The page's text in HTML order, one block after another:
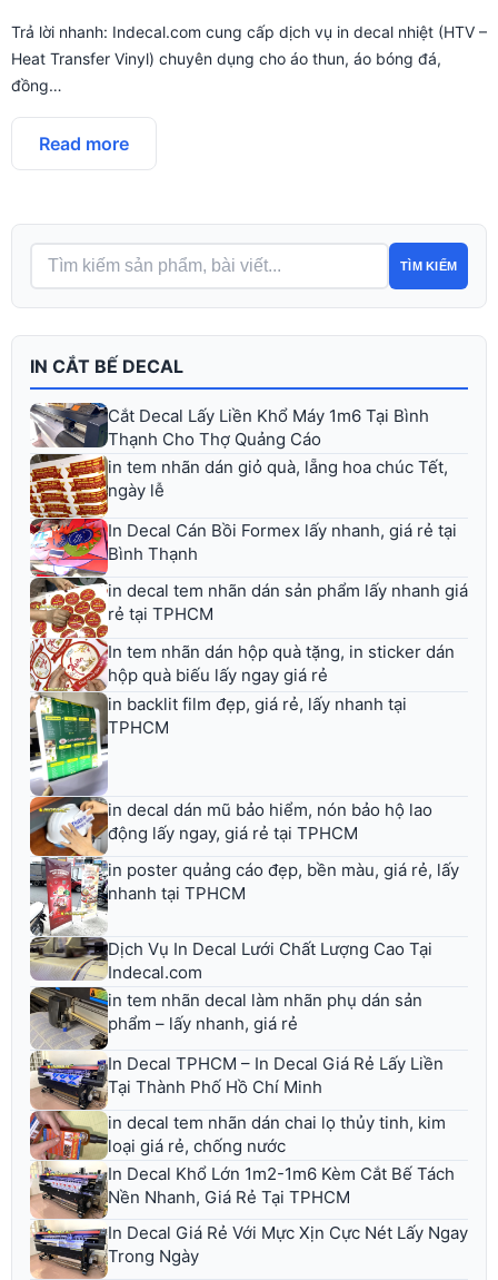
Trả lời nhanh: Indecal.com cung cấp dịch vụ in decal nhiệt (HTV –
Heat Transfer Vinyl) chuyên dụng cho áo thun, áo bóng đá,
đồng…
Read more
TÌM KIẾM
IN CẮT BẾ DECAL
Cắt Decal Lấy Liền Khổ Máy 1m6 Tại Bình
Thạnh Cho Thợ Quảng Cáo
in tem nhãn dán giỏ quà, lẵng hoa chúc Tết,
ngày lễ
In Decal Cán Bồi Formex lấy nhanh, giá rẻ tại
Bình Thạnh
in decal tem nhãn dán sản phẩm lấy nhanh giá
rẻ tại TPHCM
In tem nhãn dán hộp quà tặng, in sticker dán
hộp quà biếu lấy ngay giá rẻ
in backlit film đẹp, giá rẻ, lấy nhanh tại
TPHCM
in decal dán mũ bảo hiểm, nón bảo hộ lao
động lấy ngay, giá rẻ tại TPHCM
in poster quảng cáo đẹp, bền màu, giá rẻ, lấy
nhanh tại TPHCM
Dịch Vụ In Decal Lưới Chất Lượng Cao Tại
Indecal.com
in tem nhãn decal làm nhãn phụ dán sản
phẩm – lấy nhanh, giá rẻ
In Decal TPHCM – In Decal Giá Rẻ Lấy Liền
Tại Thành Phố Hồ Chí Minh
in decal tem nhãn dán chai lọ thủy tinh, kim
loại giá rẻ, chống nước
In Decal Khổ Lớn 1m2-1m6 Kèm Cắt Bế Tách
Nền Nhanh, Giá Rẻ Tại TPHCM
In Decal Giá Rẻ Với Mực Xịn Cực Nét Lấy Ngay
Trong Ngày